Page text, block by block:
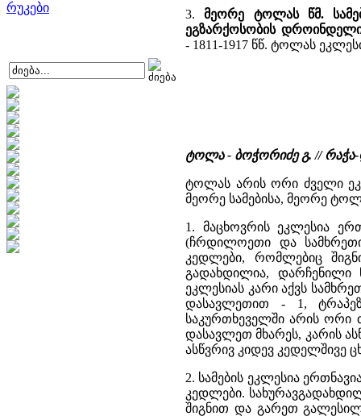
რუკები
3.მეორე ტოლას წმ.
ეგზარქოსობის
- 1811-1917 წწ. ტოლას
ტოლა - ბოჭორიძე გ. //
ტოლას არის ორი ძველი
მეორე სამებისა, მეორე
1. მაცხოვრის ეკლესია
(ჩრდილოეთი და
კედლები, რომლებიც
გადახდილია, დარჩენილი
ეკლესიას კარი აქვს
დასავლეთით - 1,
საკურთხეველში არის
დასავლეთ მხარეს, კარის
ასწვრივ კიდევ კედელშივე
2. სამების ეკლესია
კედლები.
შიგნით და გარეთ